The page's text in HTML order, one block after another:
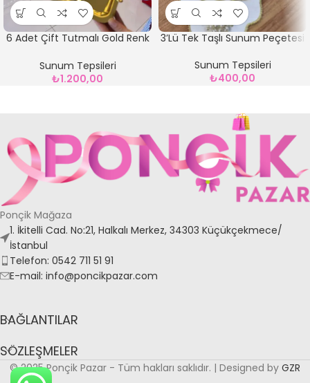
6 Adet Çift Tutmalı Gold Renk
Sunum Tepsileri
₺1.200,00
3’Lü Tek Taşlı Sunum Peçetesi
Sunum Tepsileri
₺400,00
Ponçik Mağaza
1. İkitelli Cad. No:21, Halkalı Merkez, 34303 Küçükçekmece/
İstanbul
Telefon: 0542 711 51 91
E-mail: info@poncikpazar.com
BAĞLANTILAR
SÖZLEŞMELER
© 2025 Ponçik Pazar - Tüm hakları saklıdır. | Designed by GZR